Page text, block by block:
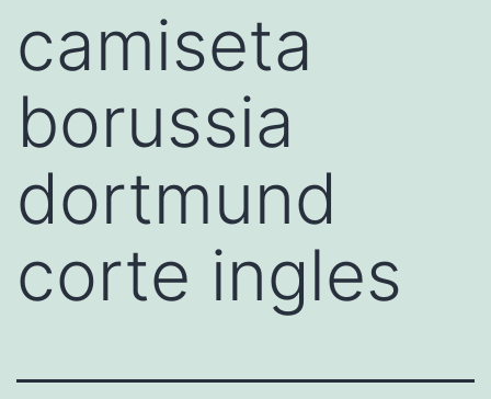
camiseta
borussia
dortmund
corte ingles